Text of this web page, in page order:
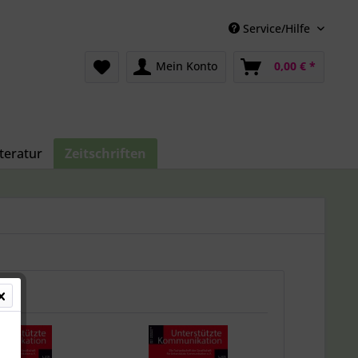
Service/Hilfe
Mein Konto 0,00 € *
Zeitschriften